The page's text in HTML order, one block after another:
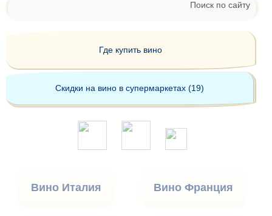
Поиск по сайту
Где купить вино
Скидки на вино в супермаркетах (19)
Вино Италия Вино Франция